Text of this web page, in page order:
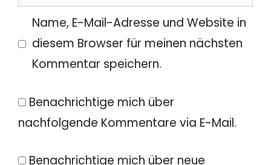
Name, E-Mail-Adresse und Website in
diesem Browser für meinen nächsten
Kommentar speichern.
Benachrichtige mich über
nachfolgende Kommentare via E-Mail.
Benachrichtige mich über neue